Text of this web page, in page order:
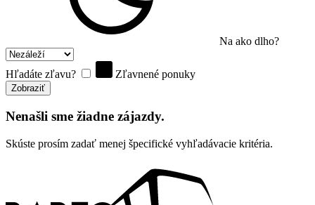
Na ako dlho?
Hľadáte zľavu? Zľavnené ponuky
Zobraziť
Nenašli sme žiadne zájazdy.
Skúste prosím zadať menej špecifické vyhľadávacie kritéria.